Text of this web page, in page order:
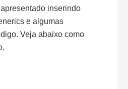
inserindo
e algumas
Veja abaixo como